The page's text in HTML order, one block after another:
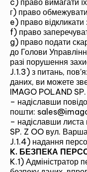
c) право вимагати
г) право
e) право відкликати
f) право
g) право подати
до Голови
разі порушення
J.1.3) з питань,
даних, ви можете
IMAGO POLAND
– надіславши
пошти:
– надіславши
SP. Z OO вул.
J.1.4) надання
K. БЕЗПЕКА
K.1) Адміністратор